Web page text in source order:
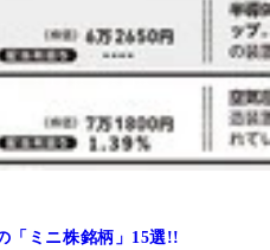
「ミニ株銘柄」15選!!